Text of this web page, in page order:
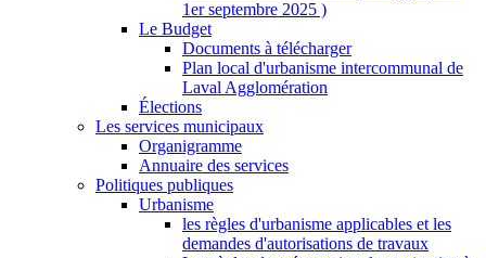
1er septembre 2025 )
Le Budget
Documents à télécharger
Plan local d'urbanisme intercommunal de
Laval Agglomération
Élections
Les services municipaux
Organigramme
Annuaire des services
Politiques publiques
Urbanisme
les règles d'urbanisme applicables et les
demandes d'autorisations de travaux